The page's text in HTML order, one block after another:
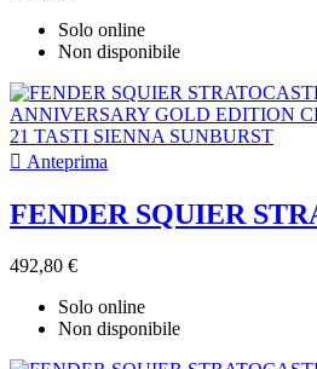
Solo online
Non disponibile
 Anteprima
FENDER SQUIER
492,80 €
Solo online
Non disponibile